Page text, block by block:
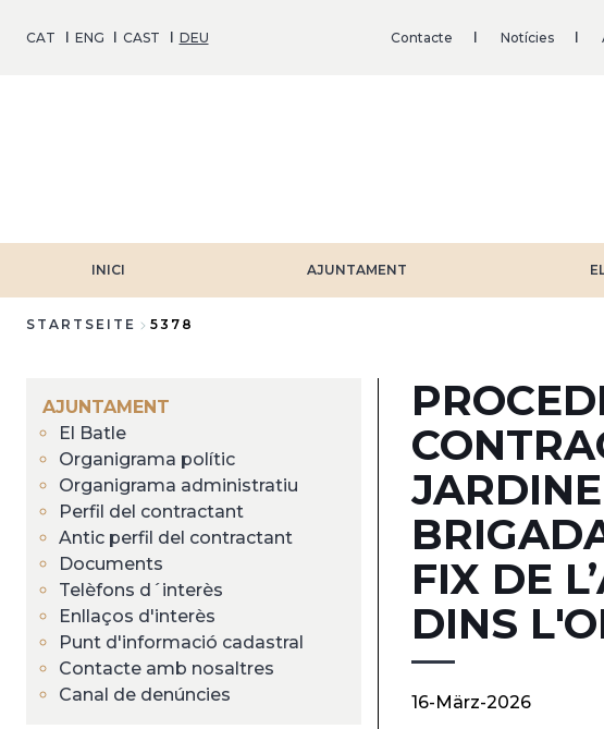
zumCAT ENG CAST DEU Contacte Notícies
INICI AJUNTAMENT
STARTSEITE 5378
AJUNTAMENT
El Batle
Organigrama polític
Organigrama administratiu
Perfil del contractant
Antic perfil del contractant
Documents
Telèfons d´interès
Enllaços d'interès
Punt d'informació cadastral
Contacte amb nosaltres
Canal de denúncies
FIX DE
DINS
16-März-2026